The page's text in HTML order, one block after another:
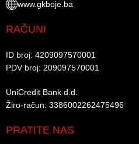
www.gkboje.ba
RAČUNI
ID broj: 4209097570001​
PDV broj: 209097570001 ​
UniCredit Bank d.d.​
Žiro-račun: 3386002262475496​​
PRATITE NAS